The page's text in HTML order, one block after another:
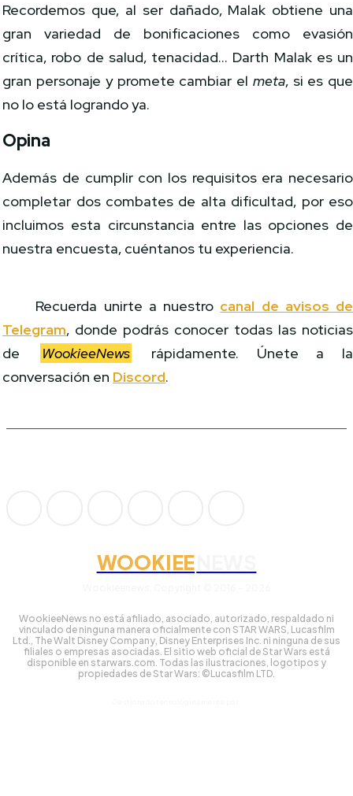
Recordemos que, al ser dañado, Malak obtiene una
gran variedad de bonificaciones como evasión
crítica, robo de salud, tenacidad… Darth Malak es un
gran personaje y promete cambiar el meta, si es que
no lo está logrando ya.
Opina
Además de cumplir con los requisitos era necesario
completar dos combates de alta dificultad, por eso
incluimos esta circunstancia entre las opciones de
nuestra encuesta, cuéntanos tu experiencia.
Recuerda unirte a nuestro canal de avisos de
Telegram, donde podrás conocer todas las noticias
de
WookieeNews
rápidamente. Únete a la
conversación en Discord.
WOOKIEE
WookieeNews no está afiliado, asociado, autorizado, respaldado ni
vinculado de ninguna manera oficialmente con STAR WARS, Lucasfilm
Ltd., The Walt Disney Company, Disney Enterprises Inc. ni ninguna de sus
filiales o empresas asociadas. El sitio web oficial de Star Wars está
disponible en starwars.com. Todas las ilustraciones, logotipos y
propiedades de Star Wars: ©Lucasfilm LTD.